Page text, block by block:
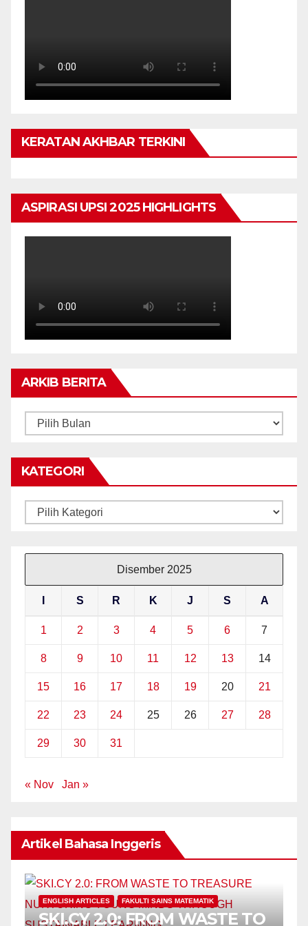
KERATAN AKHBAR TERKINI
ASPIRASI UPSI 2025 HIGHLIGHTS
ARKIB BERITA
ARKIB
KATEGORI
Kategori
Disember 2025
S R K J S A
1 2 3 4 5 6 7
8 9 10 11 12 13 14
15 16 17 18 19 20 21
22 23 24 25 26 27 28
29 30 31
« Nov Jan »
Artikel Bahasa Inggeris
ENGLISH ARTICLES FAKULTI SAINS MATEMATIK
SKI.CY 2.0: FROM WASTE TO